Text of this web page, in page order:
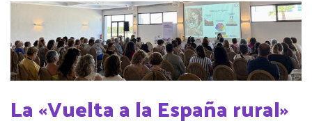
La «Vuelta a la España rural»